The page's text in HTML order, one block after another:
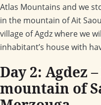
Atlas Mountains and we
in the mountain of Ait
village of Agdz where we
inhabitant’s house with
Day 2: Agdez
mountain of